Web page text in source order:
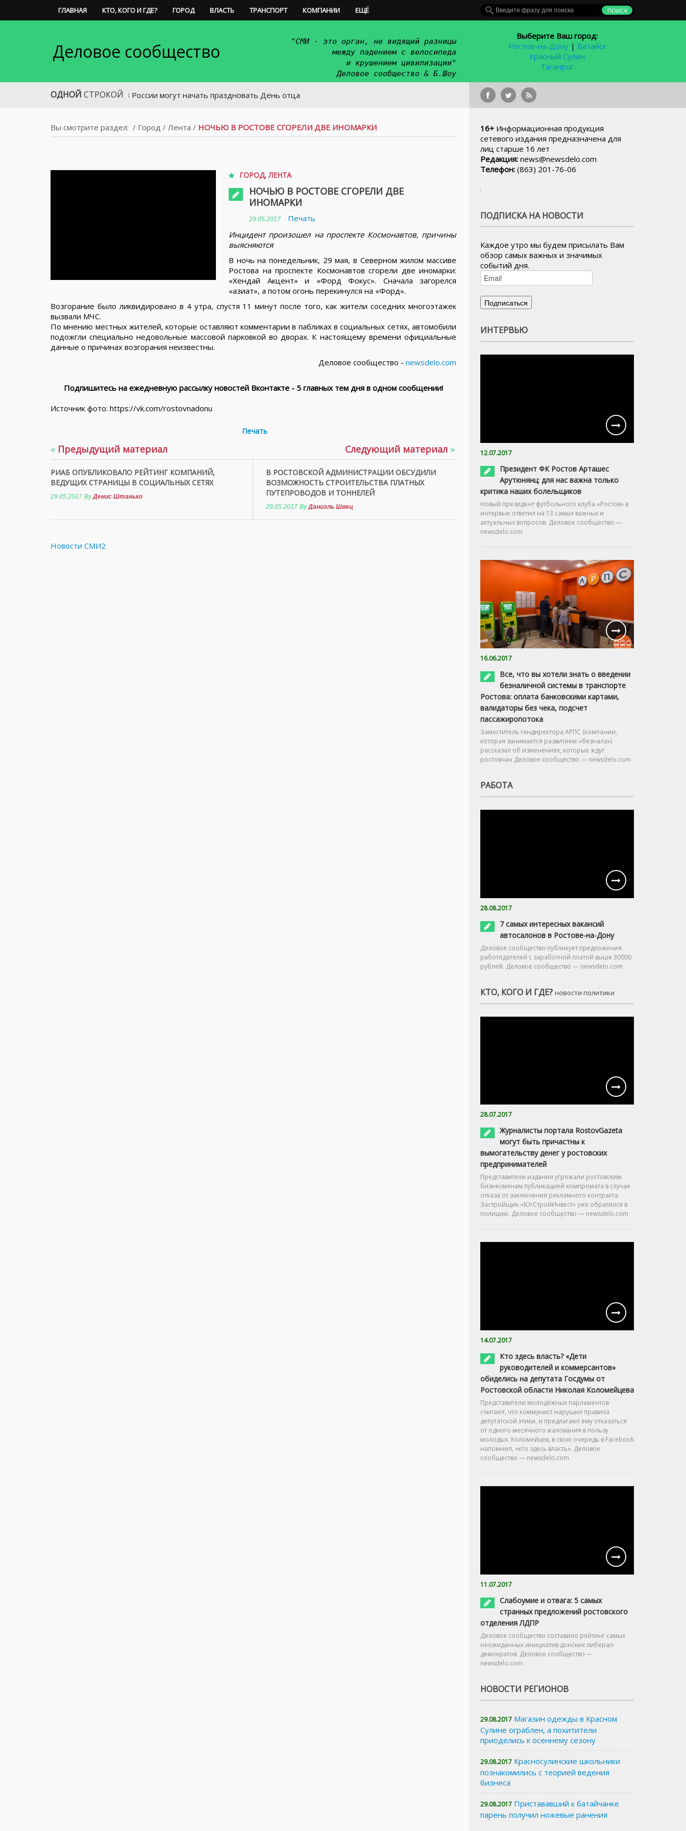
ГЛАВНАЯ КТО, КОГО И ГДЕ? ГОРОД ВЛАСТЬ ТРАНСПОРТ КОМПАНИИ ЕЩЁ
Деловое сообщество
"СМИ - это орган, не видящий разницы
между падением с велосипеда
и крушением цивилизации"
Деловое сообщество & Б.Шоу
Выберите Ваш город:
Ростов-на-Дону| Батайск
Красный Сулин
Таганрог
ОДНОЙ СТРОКОЙ
В России могут начать праздновать День отца Дело о массовом отравлении шаурмой в
Вы смотрите раздел: / Город / Лента / НОЧЬЮ В РОСТОВЕ СГОРЕЛИ ДВЕ ИНОМАРКИ
ГОРОД,ЛЕНТА
НОЧЬЮ В РОСТОВЕ СГОРЕЛИ ДВЕ
ИНОМАРКИ
29.05.2017
Печать
Инцидент произошел на проспекте Космонавтов, причины
выясняются
В ночь на понедельник, 29 мая, в Северном жилом массиве
Ростова на проспекте Космонавтов сгорели две иномарки:
«Хендай Акцент» и «Форд Фокус». Сначала загорелся
«азиат», а потом огонь перекинулся на «Форд».
Возгорание было ликвидировано в 4 утра, спустя 11 минут после того, как жители соседних многоэтажек
вызвали МЧС.
По мнению местных жителей, которые оставляют комментарии в пабликах в социальных сетях, автомобили
подожгли специально недовольные массовой парковкой во дворах. К настоящему времени официальные
данные о причинах возгорания неизвестны.
Деловое сообщество - newsdelo.com
Подпишитесь на ежедневную рассылку новостей Вконтакте - 5 главных тем дня в одном сообщении!
Источник фото: https://vk.com/rostovnadonu
Печать
« Предыдущий материал
РИАБ ОПУБЛИКОВАЛО РЕЙТИНГ КОМПАНИЙ,
ВЕДУЩИХ СТРАНИЦЫ В СОЦИАЛЬНЫХ СЕТЯХ
29.05.2017 ByДенис Штанько
Следующий материал »
В РОСТОВСКОЙ АДМИНИСТРАЦИИ ОБСУДИЛИ
ВОЗМОЖНОСТЬ СТРОИТЕЛЬСТВА ПЛАТНЫХ
ПУТЕПРОВОДОВ И ТОННЕЛЕЙ
29.05.2017 ByДаниэль Швец
Новости СМИ2
16+ Информационная продукция
сетевого издания предназначена для
лиц старше 16 лет
Редакция: news@newsdelo.com
Телефон: (863) 201-76-06
ПОДПИСКА НА НОВОСТИ
Каждое утро мы будем присылать Вам
обзор самых важных и значимых
событий дня.
ИНТЕРВЬЮ
12.07.2017
Президент ФК Ростов Арташес
Арутюнянц: для нас важна только
критика наших болельщиков
Новый президент футбольного клуба «Ростов» в
интервью ответил на 13 самых важных и
актуальных вопросов. Деловое сообщество —
newsdelo.com
16.06.2017
Все, что вы хотели знать о введении
безналичной системы в транспорте
Ростова: оплата банковскими картами,
валидаторы без чека, подсчет
пассажиропотока
Заместитель гендиректора АРПС (компании,
которая занимается развитием «безнала»)
рассказал об изменениях, которые ждут
ростовчан Деловое сообщество — newsdelo.com
РАБОТА
28.08.2017
7 самых интересных вакансий
автосалонов в Ростове-на-Дону
Деловое сообщество публикует предложения
работодателей с заработной платой выше 30000
рублей. Деловое сообщество — newsdelo.com
КТО, КОГО И ГДЕ? новости политики
28.07.2017
Журналисты портала RostovGazeta
могут быть причастны к
вымогательству денег у ростовских
предпринимателей
Представители издания угрожали ростовским
бизнесменам публикацией компромата в случае
отказа от заключения рекламного контракта.
Застройщик «ЮгСтройИнвест» уже обратился в
полицию. Деловое сообщество — newsdelo.com
14.07.2017
Кто здесь власть? «Дети
руководителей и коммерсантов»
обиделись на депутата Госдумы от
Ростовской области Николая Коломейцева
Представители молодёжных парламентов
считают, что коммунист нарушил правила
депутатской этики, и предлагают ему отказаться
от одного месячного жалования в пользу
молодых. Коломейцев, в свою очередь в Facebook
напомнил, «кто здесь власть». Деловое
сообщество — newsdelo.com
11.07.2017
Слабоумие и отвага: 5 самых
странных предложений ростовского
отделения ЛДПР
Деловое сообщество составило рейтинг самых
неожиданных инициатив донских либерал-
демократов. Деловое сообщество —
newsdelo.com
НОВОСТИ РЕГИОНОВ
29.08.2017 Магазин одежды в Красном
Сулине ограблен, а похитители
приоделись к осеннему сезону
29.08.2017 Красносулинские школьники
познакомились с теорией ведения
бизнеса
29.08.2017 Пристававший к батайчанке
парень получил ножевые ранения